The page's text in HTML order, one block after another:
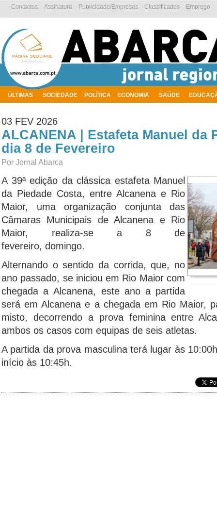
ÚLTIMAS SOCIEDADE POLÍTICA ECONOMIA SAÚDE
Emprego
Classificados
Publicidade/Empresas
Assinatura
Contactos
03 FEV 2026
ALCANENA | Estafeta Manuel da
dia 8 de Fevereiro
Por Jornal Abarca
A 39ª edição da clássica estafeta Manuel
da Piedade Costa, entre Alcanena e Rio
Maior, uma organização conjunta das
Câmaras Municipais de Alcanena e Rio
Maior, realiza-se a 8 de
fevereiro, domingo.
Alternando o sentido da corrida, que, no
ano passado, se iniciou em Rio Maior com
chegada a Alcanena, este ano a partida
será em Alcanena e a chegada em Rio Maior,
misto, decorrendo a prova feminina entre
ambos os casos com equipas de seis atletas.
A partida da prova masculina terá lugar às
início às 10:45h.